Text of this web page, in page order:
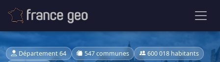
Département 64 547 communes
600 018 habitants